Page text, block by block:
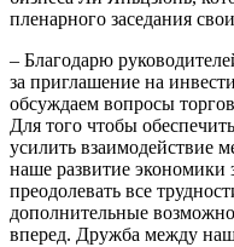
пленарного заседания
– Благодарю
за приглашение на
обсуждаем вопросы
Для того чтобы
усилить взаимодействие
наше развитие
преодолевать все
дополнительные
вперед. Дружба между